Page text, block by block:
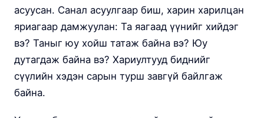
асуусан. Санал асуулгаар биш, харин харилцан
яриагаар дамжуулан: Та яагаад үүнийг хийдэг
вэ? Таныг юу хойш татаж байна вэ? Юу
дутагдаж байна вэ? Хариултууд биднийг
сүүлийн хэдэн сарын турш завгүй байлгаж
байна.